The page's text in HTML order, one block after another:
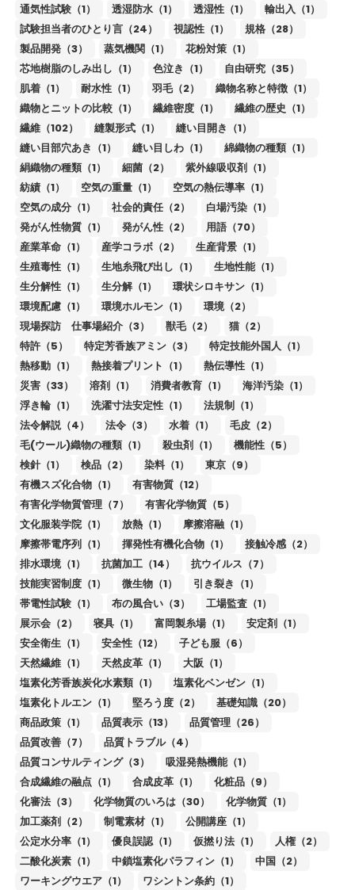
通気性試験（1）
透湿防水（1） 透湿性（1）
輸出入（1）
試験担当者のひとり言（24）
視認性（1）
規格（28）
製品開発（3）
蒸気機関（1）
花粉対策（1）
芯地樹脂のしみ出し（1）
色泣き（1）
自由研究（35）
肌着（1）
耐水性（1） 羽毛（2）
織物名称と特徴（1）
織物とニットの比較（1）
繊維密度（1）
繊維の歴史（1）
繊維（102）
縫製形式（1）
縫い目開き（1）
縫い目部穴あき（1）
縫い目しわ（1）
綿織物の種類（1）
絹織物の種類（1）
細菌（2）
紫外線吸収剤（1）
紡績（1）
空気の重量（1）
空気の熱伝導率（1）
空気の成分（1）
社会的責任（2）
白場汚染（1）
発がん性物質（1）
発がん性（2）
用語（70）
産業革命（1）
産学コラボ（2）
生産背景（1）
生殖毒性（1）
生地糸飛び出し（1）
生地性能（1）
生分解性（1）
生分解（1）
環状シロキサン（1）
環境配慮（1）
環境ホルモン（1）
環境（2）
現場探訪 仕事場紹介（3）
獣毛（2）
猫（2）
特許（5）
特定芳香族アミン（3）
特定技能外国人（1）
熱移動（1）
熱接着プリント（1）
熱伝導性（1）
災害（33）
溶剤（1） 消費者教育（1）
海洋汚染（1）
浮き輪（1）
洗濯寸法安定性（1）
法規制（1）
法令解説（4）
法令（3） 水着（1）
毛皮（2）
毛(ウール)織物の種類（1）
殺虫剤（1）
機能性（5）
検針（1）
検品（2） 染料（1）
東京（9）
有機スズ化合物（1）
有害物質（12）
有害化学物質管理（7）
有害化学物質（5）
文化服装学院（1）
放熱（1）
摩擦溶融（1）
摩擦帯電序列（1）
揮発性有機化合物（1）
接触冷感（2）
排水環境（1）
抗菌加工（14）
抗ウイルス（7）
技能実習制度（1）
微生物（1）
引き裂き（1）
帯電性試験（1）
布の風合い（3）
工場監査（1）
展示会（2）
寝具（1） 富岡製糸場（1）
安定剤（1）
安全衛生（1）
安全性（12）
子ども服（6）
天然繊維（1）
天然皮革（1）
大阪（1）
塩素化芳香族炭化水素類（1）
塩素化ベンゼン（1）
塩素化トルエン（1）
堅ろう度（2）
基礎知識（20）
商品政策（1）
品質表示（13）
品質管理（26）
品質改善（7）
品質トラブル（4）
品質コンサルティング（3）
吸湿発熱機能（1）
合成繊維の融点（1）
合成皮革（1）
化粧品（9）
化審法（3）
化学物質のいろは（30）
化学物質（1）
加工薬剤（2）
制電素材（1）
公開講座（1）
公定水分率（1）
優良誤認（1） 仮撚り法（1）
人権（2）
二酸化炭素（1）
中鎖塩素化パラフィン（1）
中国（2）
ワーキングウエア（1）
ワシントン条約（1）